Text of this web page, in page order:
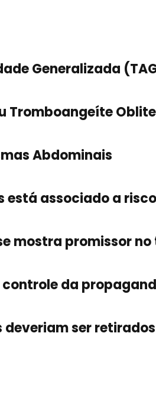
Generalizada
Tromboangeíte
Abdominais
está associado a
mostra promissor
da
ser